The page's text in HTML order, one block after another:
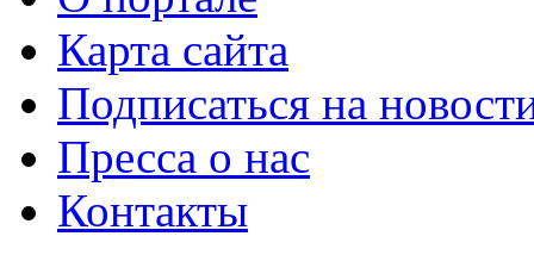
Карта сайта
Подписаться на
Пресса о нас
Контакты